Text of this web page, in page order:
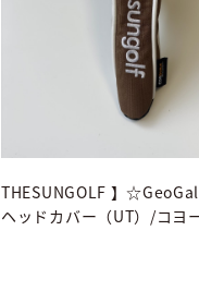
THESUNGOLF 】
ヘッドカバー（UT）/コヨ